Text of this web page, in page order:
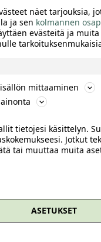
näet tarjouksia,
ja sen kolmannen
evästeitä ja
mittaaminen
tietojesi käsittelyn.
Jotkut
tai muuttaa muita
ASETUKSET